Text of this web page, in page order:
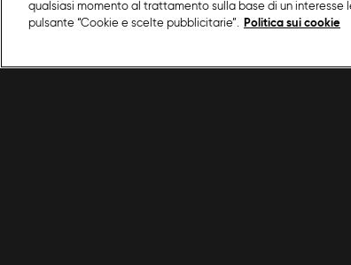
qualsiasi momento al trattamento sulla base di un interesse
pulsante “Cookie e scelte pubblicitarie”.
Politica sui cookie